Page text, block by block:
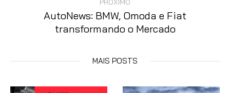
PRÓXIMO
AutoNews: BMW, Omoda e Fiat
transformando o Mercado
MAIS POSTS